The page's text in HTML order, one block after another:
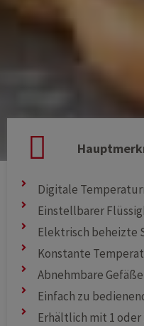
Digitale
Einstellbarer
Elektrisch beheizte
Konstante
Abnehmbare
Einfach zu
Erhältlich mit 1